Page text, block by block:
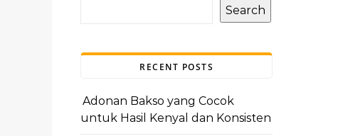
Search
RECENT POSTS
Adonan Bakso yang Cocok
untuk Hasil Kenyal dan Konsisten